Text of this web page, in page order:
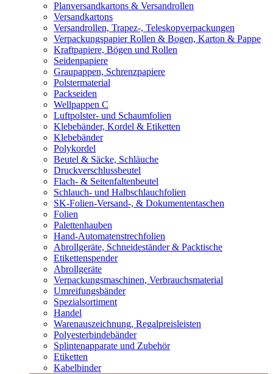
Planversandkartons & Versandrollen
Versandkartons
Versandrollen, Trapez-, Teleskopverpackungen
Verpackungspapier Rollen & Bogen, Karton & Pappe
Kraftpapiere, Bögen und Rollen
Seidenpapiere
Graupappen, Schrenzpapiere
Polstermaterial
Packseiden
Wellpappen C
Luftpolster- und Schaumfolien
Klebebänder, Kordel & Etiketten
Klebebänder
Polykordel
Beutel & Säcke, Schläuche
Druckverschlussbeutel
Flach- & Seitenfaltenbeutel
Schlauch- und Halbschlauchfolien
SK-Folien-Versand-, & Dokumententaschen
Folien
Palettenhauben
Hand-Automatenstrechfolien
Abrollgeräte, Schneideständer & Packtische
Etikettenspender
Abrollgeräte
Verpackungsmaschinen, Verbrauchsmaterial
Umreifungsbänder
Spezialsortiment
Handel
Warenauszeichnung, Regalpreisleisten
Polyesterbindebänder
Splintenapparate und Zubehör
Etiketten
Kabelbinder